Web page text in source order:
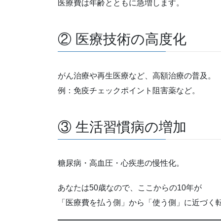
医療費は年齢とともに急増します。
② 医療技術の高度化
がん治療や再生医療など、高額治療の普及。
例：免疫チェックポイント阻害薬など。
③ 生活習慣病の増加
糖尿病・高血圧・心疾患の慢性化。
あなたは50歳なので、ここからの10年が
「医療費を払う側」から「使う側」に近づく